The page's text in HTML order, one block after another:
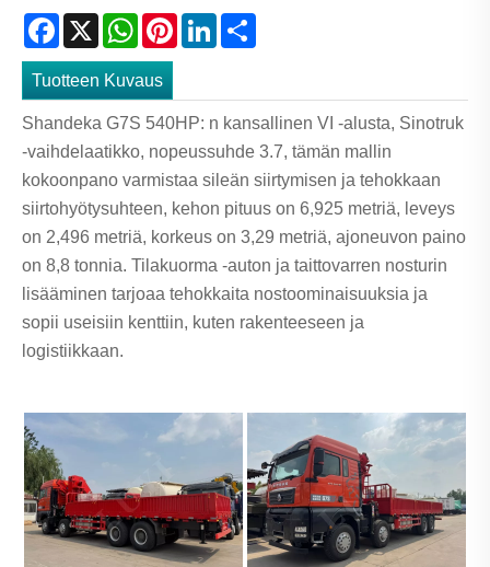
Facebook
X WhatsApp
PinterestLinkedIn
Tuotteen Kuvaus
Shandeka G7S 540HP: n kansallinen VI -alusta, Sinotruk
-vaihdelaatikko, nopeussuhde 3.7, tämän mallin
kokoonpano varmistaa sileän siirtymisen ja tehokkaan
siirtohyötysuhteen, kehon pituus on 6,925 metriä, leveys
on 2,496 metriä, korkeus on 3,29 metriä, ajoneuvon paino
on 8,8 tonnia. Tilakuorma -auton ja taittovarren nosturin
lisääminen tarjoaa tehokkaita nostoominaisuuksia ja
sopii useisiin kenttiin, kuten rakenteeseen ja
logistiikkaan.